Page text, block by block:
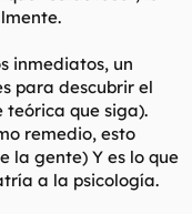
inmediatos, un
para descubrir el
teórica que siga).
remedio, esto
la gente) Y es lo que
a la psicología.